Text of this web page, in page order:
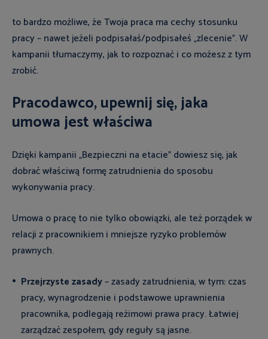
to bardzo możliwe, że Twoja praca ma cechy stosunku
pracy – nawet jeżeli podpisałaś/podpisałeś „zlecenie”. W
kampanii tłumaczymy, jak to rozpoznać i co możesz z tym
zrobić.
Pracodawco, upewnij się, jaka
umowa jest właściwa
Dzięki kampanii „Bezpieczni na etacie” dowiesz się, jak
dobrać właściwą formę zatrudnienia do sposobu
wykonywania pracy.
Umowa o pracę to nie tylko obowiązki, ale też porządek w
relacji z pracownikiem i mniejsze ryzyko problemów
prawnych.
Przejrzyste zasady–zasady zatrudnienia, w tym: czas
pracy, wynagrodzenie i podstawowe uprawnienia
pracownika, podlegają reżimowi prawa pracy. Łatwiej
zarządzać zespołem, gdy reguły są jasne.